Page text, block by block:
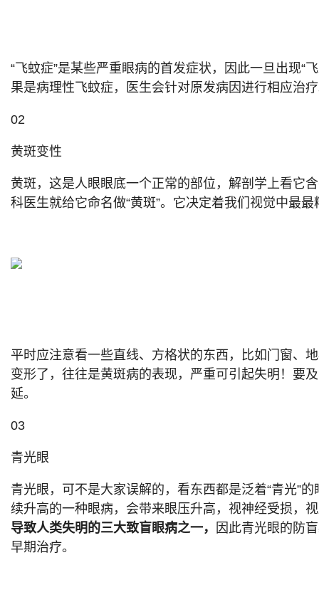
“飞蚊症”是某些严重眼病的首发症状，因此一旦出现“
果是病理性飞蚊症，医生会针对原发病因进行相应治
02
黄斑变性
黄斑，这是人眼眼底一个正常的部位，解剖学上看它
科医生就给它命名做“黄斑”。它决定着我们视觉中最
平时应注意看一些直线、方格状的东西，比如门窗、
变形了，往往是黄斑病的表现，严重可引起失明！要
延。
03
青光眼
青光眼，可不是大家误解的，看东西都是泛着“青光”
续升高的一种眼病，会带来眼压升高，视神经受损，
导致人类失明的三大致盲眼病之一，
因此青光眼的防
早期治疗。